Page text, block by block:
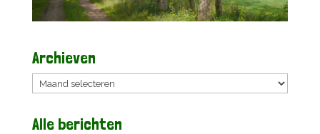
Archieven
Archieven
Alle berichten